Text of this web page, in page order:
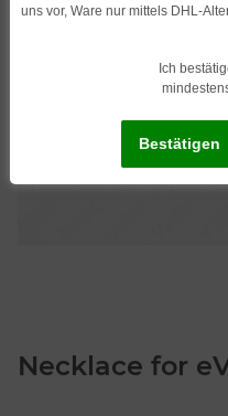
Necklace for
uns vor, Ware nur mittels DHL-
Ich